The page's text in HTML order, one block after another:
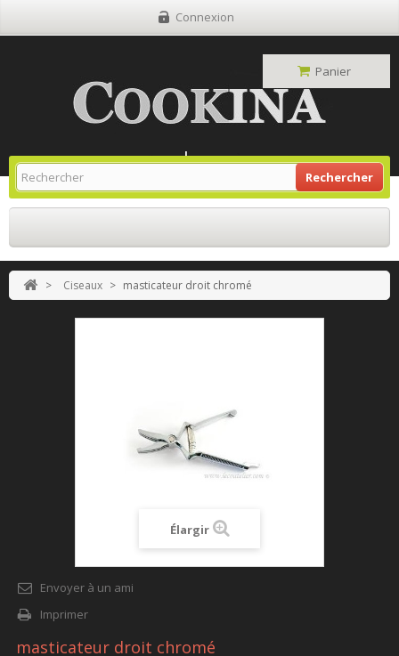
Connexion
Rechercher
Panier
Site Grill Gaz Retour À L'accueil
> Ciseaux > masticateur droit chromé
Élargir
Envoyer à un ami
Imprimer
masticateur droit chromé